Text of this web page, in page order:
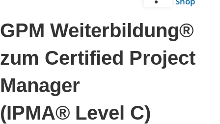
GPM Weiterbildung®
zum Certified Project
Manager
(IPMA® Level C)